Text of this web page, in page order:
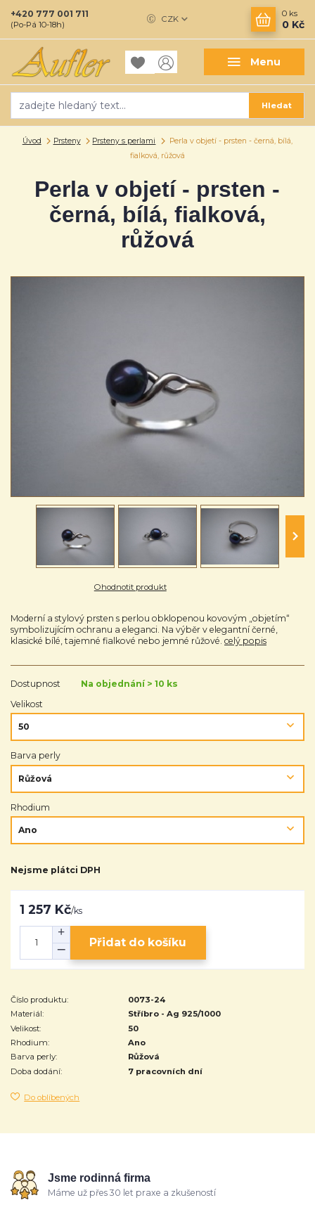
Menu
CZK
Hledat
+420 777 001 711
(Po-Pá 10-18h)
0 ks
0 Kč
Úvod Prsteny Prsteny s perlami
Perla v objetí - prsten - černá, bílá,
fialková, růžová
Perla v objetí - prsten -
černá, bílá, fialková,
růžová
Ohodnotit produkt
Moderní a stylový prsten s perlou obklopenou kovovým „objetím“
symbolizujícím ochranu a eleganci. Na výběr v elegantní černé,
klasické bílé, tajemné fialkové nebo jemné růžové. celý popis
Dostupnost
Na objednání > 10 ks
Velikost
Barva perly
Rhodium
Nejsme plátci DPH
1 257 Kč/ks
Přidat do košíku
Číslo produktu:
0073-24
Materiál:
Stříbro - Ag 925/1000
Velikost:
50
Rhodium:
Ano
Barva perly:
Růžová
Doba dodání:
7 pracovních dní
Do oblíbených
Jsme rodinná firma
Máme už přes 30 let praxe a zkušeností